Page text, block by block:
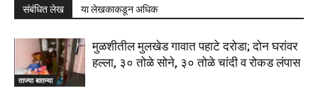
संबंधित लेख या लेखकाकडून अधिक
ताज्या बातम्या
मुळशीतील मुलखेड गावात पहाटे दरोडा; दोन घरांवर
हल्ला, ३० तोळे सोने, ३० तोळे चांदी व रोकड लंपास